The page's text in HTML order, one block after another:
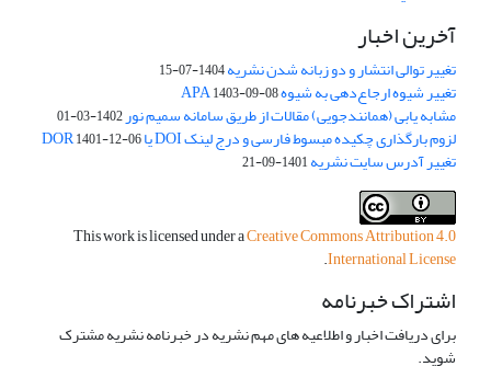
آخرین اخبار
تغییر توالی انتشار و دو زبانه شدن نشریه1404-07-15
تغییر شیوه ارجاع‌دهی به شیوه APA1403-09-08
مشابه یابی (همانندجویی) مقالات از طریق سامانه سمیم نور1402-03-01
لزوم بارگذاری چکیده مبسوط فارسی و درج لینک DOI یا DOR 1401-12-06
تغییر آدرس سایت نشریه1401-09-21
This work is licensed under aCreative Commons Attribution 4.0
International License
.
اشتراک خبرنامه
برای دریافت اخبار و اطلاعیه های مهم نشریه در خبرنامه نشریه مشترک
شوید.